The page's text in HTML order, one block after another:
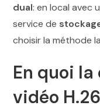
dual: en local avec
service de
choisir la méthode
En quoi
vidéo